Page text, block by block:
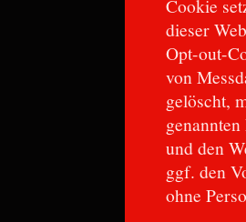
Cookie
dieser
Opt-out-
von
gelöscht,
und den
ggf. den
ohne